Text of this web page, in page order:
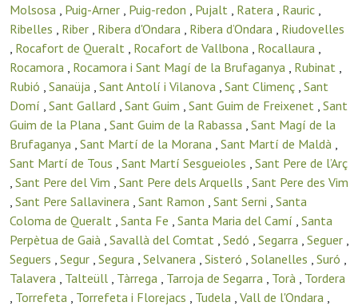
Molsosa , Puig-Arner , Puig-redon , Pujalt , Ratera , Rauric ,
Ribelles , Riber , Ribera d'Ondara , Ribera d’Ondara , Riudovelles
, Rocafort de Queralt , Rocafort de Vallbona , Rocallaura ,
Rocamora , Rocamora i Sant Magí de la Brufaganya , Rubinat ,
Rubió , Sanaüja , Sant Antolí i Vilanova , Sant Climenç , Sant
Domí , Sant Gallard , Sant Guim , Sant Guim de Freixenet , Sant
Guim de la Plana , Sant Guim de la Rabassa , Sant Magí de la
Brufaganya , Sant Martí de la Morana , Sant Martí de Maldà ,
Sant Martí de Tous , Sant Martí Sesgueioles , Sant Pere de l’Arç
, Sant Pere del Vim , Sant Pere dels Arquells , Sant Pere des Vim
, Sant Pere Sallavinera , Sant Ramon , Sant Serni , Santa
Coloma de Queralt , Santa Fe , Santa Maria del Camí , Santa
Perpètua de Gaià , Savallà del Comtat , Sedó , Segarra , Seguer ,
Seguers , Segur , Segura , Selvanera , Sisteró , Solanelles , Suró ,
Talavera , Talteüll , Tàrrega , Tarroja de Segarra , Torà , Tordera
, Torrefeta , Torrefeta i Florejacs , Tudela , Vall de l'Ondara ,